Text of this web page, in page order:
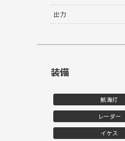
出力
装備
航海灯
レーダー
イケス